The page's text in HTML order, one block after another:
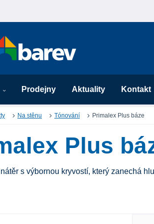
Prodejny Aktuality Kontakt
Na stěnu Tónování Primalex Plus báze
Plus
nátěr s výbornou kryvostí, který zanechá